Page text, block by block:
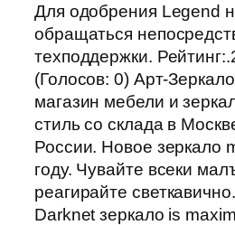
Для одобрения Legend
обращаться
техподдержки.
(Голосов: 0) Арт-
магазин мебели и
стиль со склада в
России. Новое зеркало
году. Чувайте всеки
реагирайте
Darknet зеркало is